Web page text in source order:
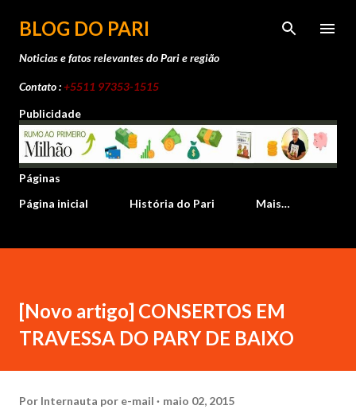
Pular para o conteúdo principal
BLOG DO PARI
Noticias e fatos relevantes do Pari e região
Contato :+5511 97353-1515
Publicidade
Páginas
Página inicial
História do Pari Mais…
[Novo artigo] CONSERTOS EM
TRAVESSA DO PARY DE BAIXO
Por Internauta por e-mail maio 02, 2015